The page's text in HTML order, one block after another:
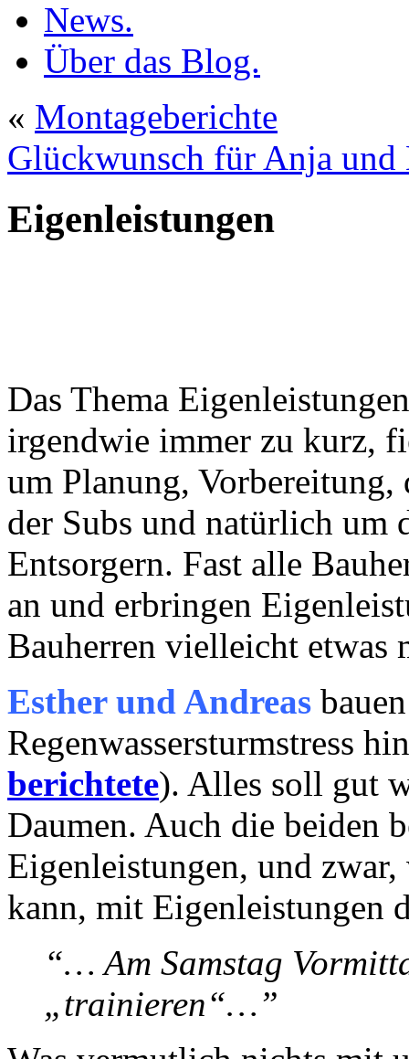
News.
Über das Blog.
« Montageberichte
Glückwunsch für Anja und
Eigenleistungen
Das Thema
irgendwie immer zu kurz,
um Planung,
der Subs und natürlich um
Entsorgern. Fast alle
an und erbringen
Bauherren vielleicht etwas
Esther und Andreas
Regenwassersturmstress
berichtete). Alles soll gut
Daumen. Auch die beiden
Eigenleistungen, und
kann, mit Eigenleistungen
“… Am Samstag
„trainieren“…”